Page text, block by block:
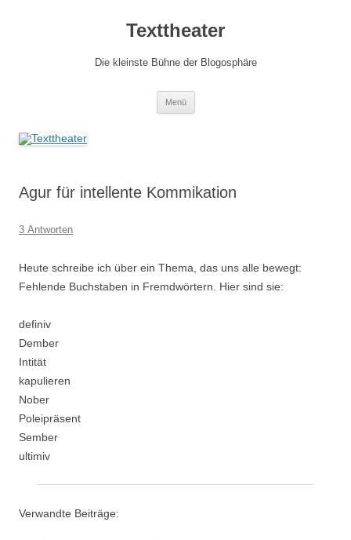
Texttheater
Die kleinste Bühne der Blogosphäre
Menü
Agur für intellente Kommikation
3 Antworten
Heute schreibe ich über ein Thema, das uns alle bewegt:
Fehlende Buchstaben in Fremdwörtern. Hier sind sie:
definiv
Dember
Intität
kapulieren
Nober
Poleipräsent
Sember
ultimiv
Verwandte Beiträge: